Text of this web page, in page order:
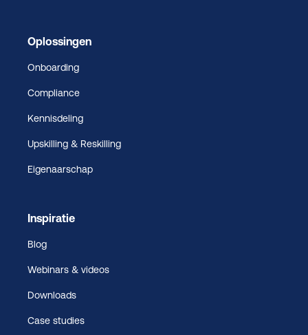
Oplossingen
Onboarding
Compliance
Kennisdeling
Upskilling & Reskilling
Eigenaarschap
Inspiratie
Blog
Webinars & videos
Downloads
Case studies